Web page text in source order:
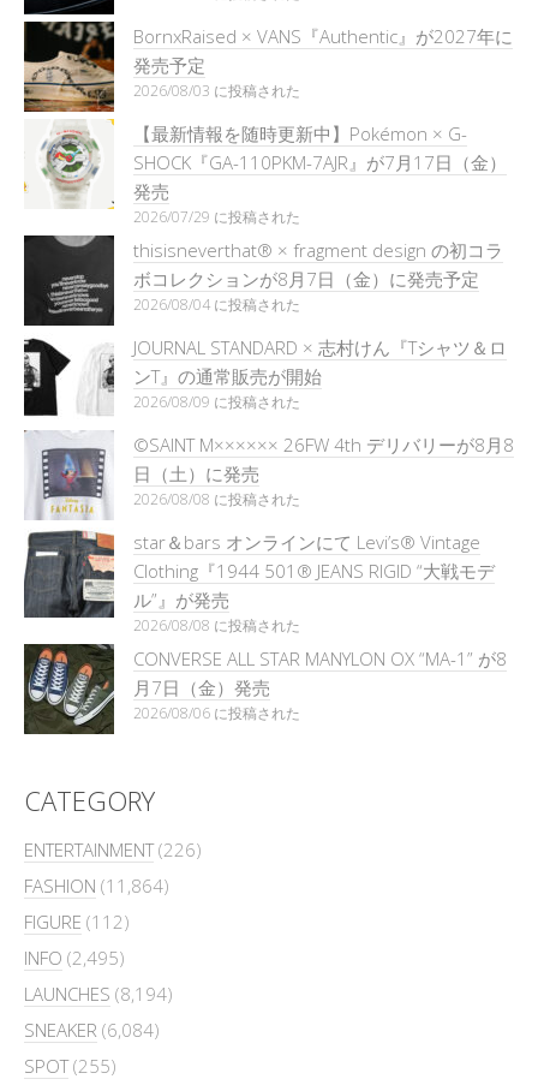
BornxRaised × VANS『Authentic』が2027年に
発売予定
2026/08/03 に投稿された
【最新情報を随時更新中】Pokémon × G-
SHOCK『GA-110PKM-7AJR』が7月17日（金）
発売
2026/07/29 に投稿された
thisisneverthat® × fragment design の初コラ
ボコレクションが8月7日（金）に発売予定
2026/08/04 に投稿された
JOURNAL STANDARD × 志村けん『Tシャツ＆ロ
ンT』の通常販売が開始
2026/08/09 に投稿された
©SAINT M×××××× 26FW 4th デリバリーが8月8
日（土）に発売
2026/08/08 に投稿された
star＆bars オンラインにて Levi’s® Vintage
Clothing『1944 501® JEANS RIGID “大戦モデ
ル”』が発売
2026/08/08 に投稿された
CONVERSE ALL STAR MANYLON OX “MA-1” が8
月7日（金）発売
2026/08/06 に投稿された
CATEGORY
ENTERTAINMENT(226)
FASHION (11,864)
FIGURE (112)
INFO (2,495)
LAUNCHES (8,194)
SNEAKER (6,084)
SPOT(255)